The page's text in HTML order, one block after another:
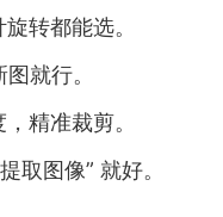
转都能选。
就行。
精准裁剪。
取图像” 就好。